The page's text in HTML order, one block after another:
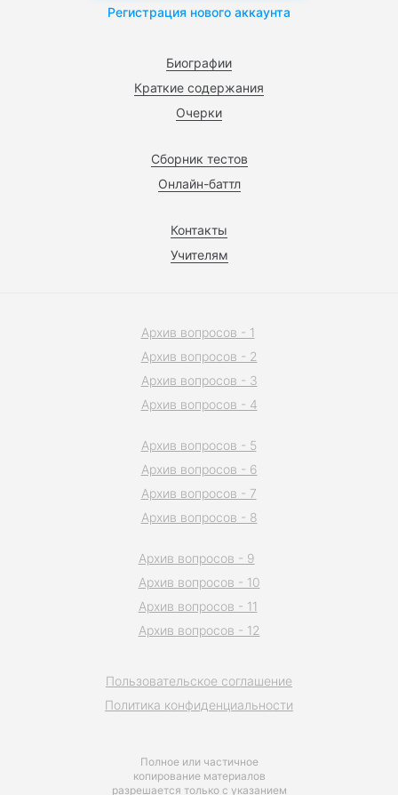
Биографии
Краткие содержания
Очерки
Сборник тестов
Онлайн-баттл
Контакты
Учителям
Регистрация нового аккаунта
Полное или частичное
копирование материалов
разрешается только с указанием
Пользовательское соглашение
Политика конфиденциальности
Архив вопросов - 1
Архив вопросов - 2
Архив вопросов - 3
Архив вопросов - 4
Архив вопросов - 5
Архив вопросов - 6
Архив вопросов - 7
Архив вопросов - 8
Архив вопросов - 9
Архив вопросов - 10
Архив вопросов - 11
Архив вопросов - 12